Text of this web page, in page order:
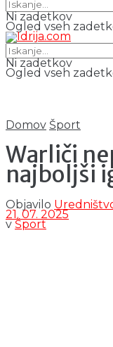
Ni zadetkov
Ogled vseh
Ni zadetkov
Ogled vseh
Domov Šport
Warliči
najboljši
Objavilo
21. 07. 2025
v Šport